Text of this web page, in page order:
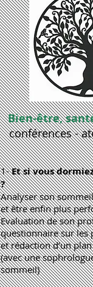
Bien-être,
conférences -
1-Et si vous
?​
Analyser son
et être enfin plus
Evaluation de son
questionnaire sur les
et rédaction d’un
(avec une
sommeil)